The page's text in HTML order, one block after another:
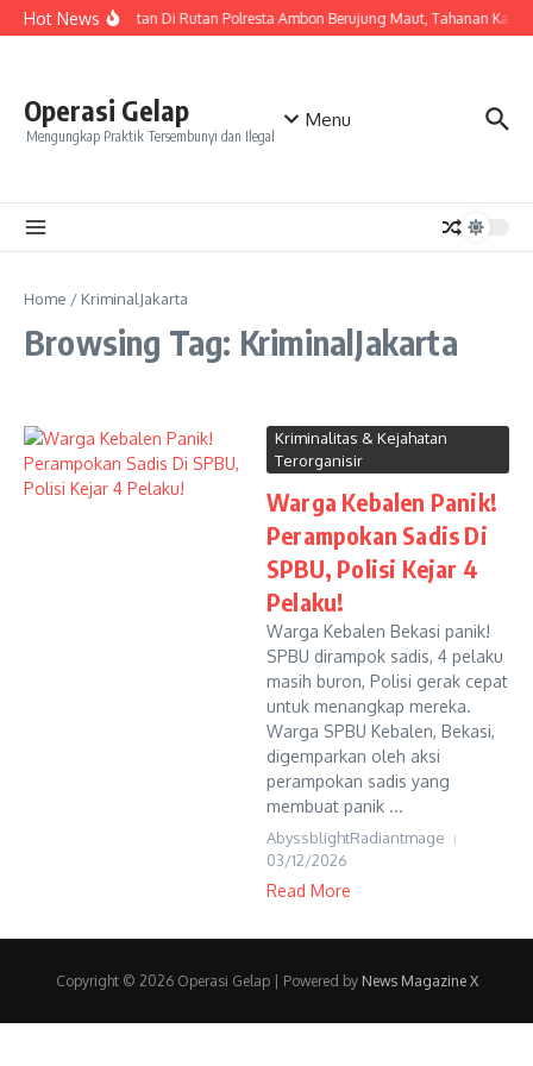
Skip to content
Hot NewsKeributan Di Rutan Polresta Ambon Berujung Maut, Tahanan
Operasi Gelap
Mengungkap Praktik Tersembunyi dan Ilegal
Menu
Home / KriminalJakarta
Browsing Tag: KriminalJakarta
Kriminalitas & Kejahatan
Terorganisir
Warga Kebalen Panik!
Perampokan Sadis Di
SPBU, Polisi Kejar 4
Pelaku!
Warga Kebalen Bekasi panik!
SPBU dirampok sadis, 4 pelaku
masih buron, Polisi gerak cepat
untuk menangkap mereka.
Warga SPBU Kebalen, Bekasi,
digemparkan oleh aksi
perampokan sadis yang
membuat panik ...
AbyssblightRadiantmage
03/12/2026
Read More
Copyright © 2026 Operasi Gelap | Powered by News Magazine X